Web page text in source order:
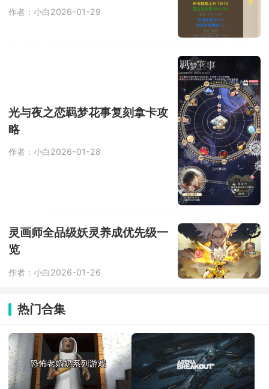
作者：小白2026-01-29
光与夜之恋羁梦花事复刻拿卡攻
略
作者：小白2026-01-28
灵画师全品级妖灵养成优先级一
览
作者：小白2026-01-26
热门合集